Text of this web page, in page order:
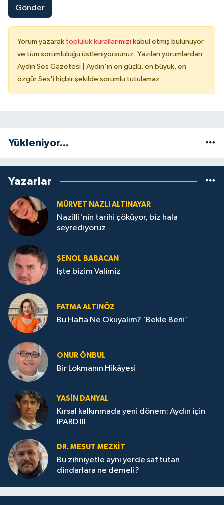
Gönder
Yorum yazarak topluluk kurallarımızı kabul etmiş bulunuyor
ve tüm sorumluluğu üstleniyorsunuz. Yazılan yorumlardan
Aydın Ses Gazetesi | Aydın'ın en güçlü, en büyük, en
özgür Ses'i hiçbir şekilde sorumlu tutulamaz.
Yükleniyor...
Yazarlar
MÜRVET NAZLI ALTINAYAR
Nazilli'nin tarihi çöküyor, biz hala
seyrediyoruz
ŞENOL BABACAN
İşte bizim Valimiz
FATMA ALTINÖZ
Bu Hafta Ne Okuyalım? 'Bekle Beni'
ONUR ÖNBUL
Bir Lokmanın Hikâyesi
YASIN DANYAL
Kırsal kalkınmada yeni dönem: Aydın için
IPARD III
DR. MESUT MEZKIT
Bu zihniyetle aynı yerde saf tutan
dindarlara ne demeli?